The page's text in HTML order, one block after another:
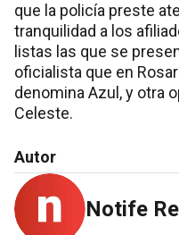
que la policía preste
tranquilidad a los
listas las que se
oficialista que en
denomina Azul, y otra
Celeste.
Autor
Notife